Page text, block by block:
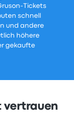
Tickets
schnell
und andere
höhere
gekaufte
vertrauen